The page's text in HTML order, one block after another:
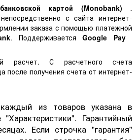
картой
(Monobank) .
с сайта интернет-
заказа с помощью платежной
. ПоддерживаетсяGoogle Pay
расчет. С расчетного счета
после получения счета от интернет-
из товаров указана в
Гарантийный
Если строчка "гарантия"